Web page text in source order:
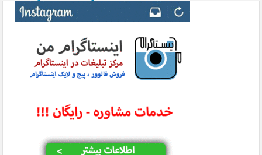
در اینستاگرام _ اینستاگرام من